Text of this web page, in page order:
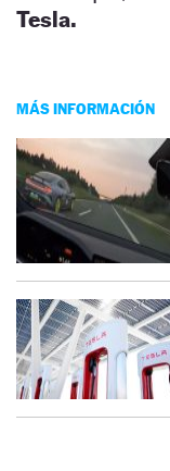
Tesla.
MÁS INFORMACIÓN